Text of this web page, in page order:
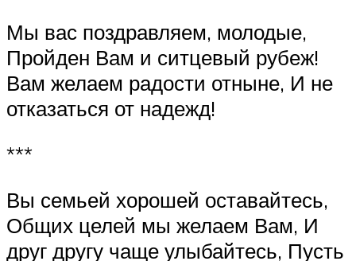
Мы вас поздравляем, молодые,
Пройден Вам и ситцевый рубеж!
Вам желаем радости отныне, И не
отказаться от надежд!
***
Вы семьей хорошей оставайтесь,
Общих целей мы желаем Вам, И
друг другу чаще улыбайтесь, Пусть